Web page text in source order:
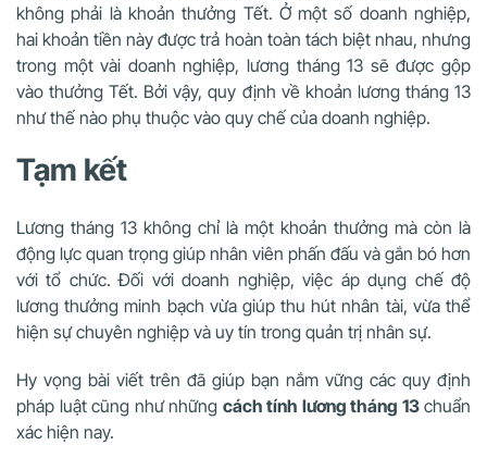
không phải là khoản thưởng Tết. Ở một số doanh nghiệp,
hai khoản tiền này được trả hoàn toàn tách biệt nhau, nhưng
trong một vài doanh nghiệp, lương tháng 13 sẽ được gộp
vào thưởng Tết. Bởi vậy, quy định về khoản lương tháng 13
như thế nào phụ thuộc vào quy chế của doanh nghiệp.
Tạm kết
Lương tháng 13 không chỉ là một khoản thưởng mà còn là
động lực quan trọng giúp nhân viên phấn đấu và gắn bó hơn
với tổ chức. Đối với doanh nghiệp, việc áp dụng chế độ
lương thưởng minh bạch vừa giúp thu hút nhân tài, vừa thể
hiện sự chuyên nghiệp và uy tín trong quản trị nhân sự.
Hy vọng bài viết trên đã giúp bạn nắm vững các quy định
pháp luật cũng như những cách tính lương tháng 13chuẩn
xác hiện nay.